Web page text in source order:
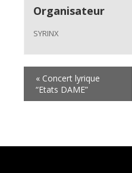
Organisateur
SYRINX
« Concert lyrique
“Etats DAME”